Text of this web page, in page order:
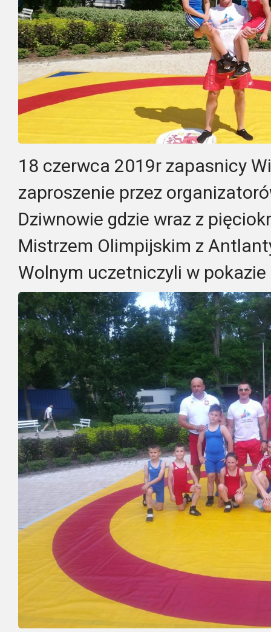
18 czerwca 2019r zapasnicy
zaproszenie przez
Dziwnowie gdzie wraz z
Mistrzem Olimpijskim z
Wolnym uczetniczyli w